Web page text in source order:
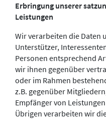
Erbringung unserer
Leistungen
Wir verarbeiten die Daten
Unterstützer,
Personen entsprechend
wir ihnen gegenüber
oder im Rahmen
z.B. gegenüber
Empfänger von
Übrigen verarbeiten wir